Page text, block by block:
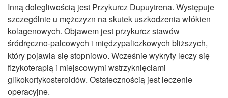
Inną dolegliwością jest Przykurcz Dupuytrena. Występuje
szczególnie u mężczyzn na skutek uszkodzenia włókien
kolagenowych. Objawem jest przykurcz stawów
śródręczno-palcowych i międzypaliczkowych bliższych,
który pojawia się stopniowo. Wcześnie wykryty leczy się
fizykoterapią i miejscowymi wstrzyknięciami
glikokortykosteroidów. Ostatecznością jest leczenie
operacyjne.